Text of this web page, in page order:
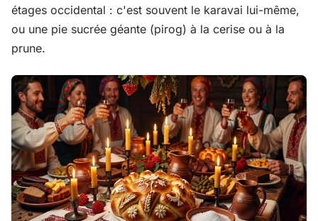
étages occidental : c'est souvent le karavai lui-même,
ou une pie sucrée géante (pirog) à la cerise ou à la
prune.